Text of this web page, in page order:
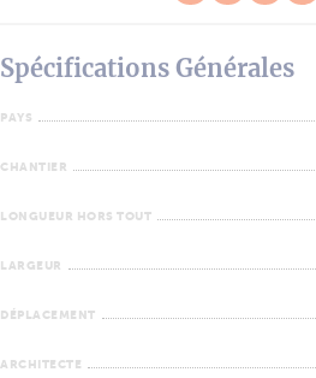
Spécifications Générales
PAYS
CHANTIER
LONGUEUR HORS TOUT
LARGEUR
DÉPLACEMENT
ARCHITECTE